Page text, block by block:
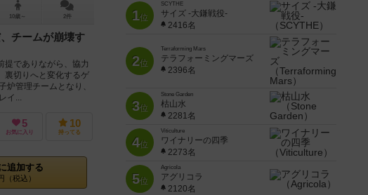
10歳～ 2件
チームが崩壊す
提でありながら、協力
裏切りへと変化するゲ
炉管理チームとなり、
イ...
5
お気に入り
10
持ってる
追加する
（税込）
1位
SCYTHE
サイズ -大鎌戦役-
2416名
2位
Terraforming Mars
テラフォーミングマーズ
2396名
3位
Stone Garden
枯山水
2281名
4位
Viticulture
ワイナリーの四季
2273名
5位
Agricola
アグリコラ
2120名